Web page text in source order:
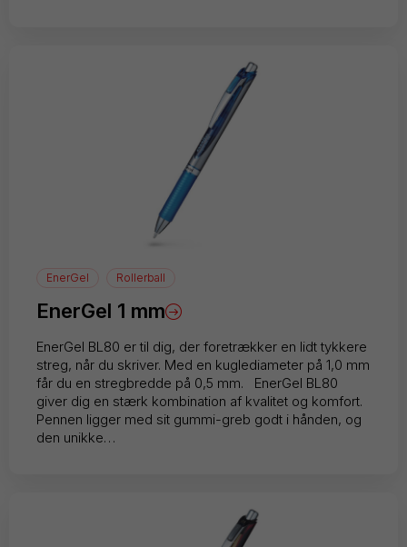
EnerGel Rollerball
EnerGel 1 mm
EnerGel BL80 er til dig, der foretrækker en lidt tykkere
streg, når du skriver. Med en kuglediameter på 1,0 mm
får du en stregbredde på 0,5 mm. EnerGel BL80
giver dig en stærk kombination af kvalitet og komfort.
Pennen ligger med sit gummi-greb godt i hånden, og
den unikke…